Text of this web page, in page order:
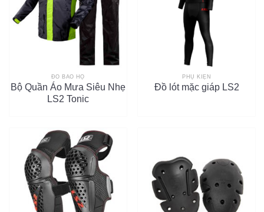
ĐỒ BẢO HỘ
Bộ Quần Áo Mưa Siêu Nhẹ
LS2 Tonic
PHỤ KIỆN
Đồ lót mặc giáp LS2